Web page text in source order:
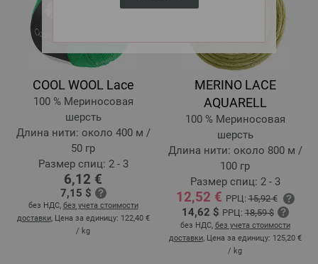
COOL WOOL Lace
100 % Мериносовая
шерсть
Длина нити: около 400 м /
50 гр
Размер спиц: 2 - 3
6,12 €
7,15 $
без НДС, без учета стоимости
доставки, Цена за единицу: 122,40 €
/ kg
MERINO LACE
AQUARELL
100 % Мериносовая
шерсть
Длина нити: около 800 м /
100 гр
Размер спиц: 2 - 3
12,52 € РРЦ:15,92 €
14,62 $ РРЦ:18,59 $
без НДС, без учета стоимости
доставки, Цена за единицу: 125,20 €
/ kg